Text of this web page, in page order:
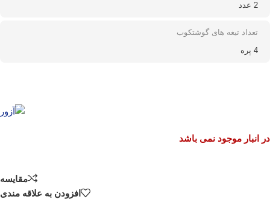
2 عدد
تعداد تیغه های گوشتکوب
4 پره
در انبار موجود نمی باشد
مقایسه
افزودن به علاقه مندی